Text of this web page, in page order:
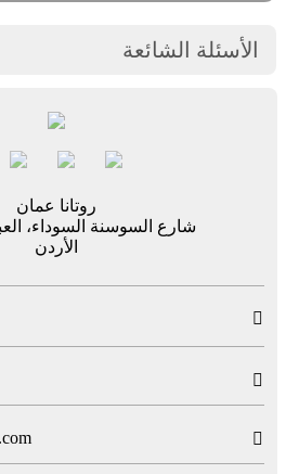
الأسئلة الشائعة
روتانا عمان
شارع السوسنة السوداء،
الأردن


